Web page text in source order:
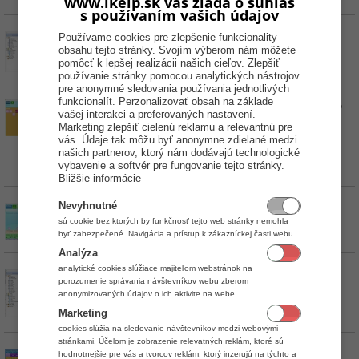
Použitie fiskálnej tlačiarne ako bonovačky
V tomto návode je popísané nastavenie fiskálnej tlačiarne ako
bonovačky.Viac...
Tvorba objednávok tovaru pre centrálu priamo zo
synchronizovanej databázy iKelp Predajca -
dotykový predaj
Článok popisuje prácu s dodávateľskými objednávkami
vytváranými na POS Pokladni a následne naskladnenie tovaru
priamo z objednávky. Viac...
Zmena zaradenia kategórií tovarov
Článok popisuje možnosť dodatočnej zmeny zaradenia
skladových kategórií.Viac...
Kombinovanie kladných a záporných položiek na
doklade
Článok popisuje úpravu nastavenia pre možnosť kombinovania
kladných a záporných položiek na dokladoch. Viac...
Hlásenie aplikácie: Aktivovaná požiadavka na
s používaním vašich údajov
Používame cookies pre zlepšenie funkcionality
obsahu tejto stránky. Svojím výberom nám môžete
pomôcť k lepšej realizácii našich cieľov. Zlepšiť
používanie stránky pomocou analytických nástrojov
pre anonymné sledovania používania jednotlivých
funkcionalít. Perzonalizovať obsah na základe
vašej interakci a preferovaných nastavení.
Marketing zlepšiť cielenú reklamu a relevantnú pre
vás. Údaje tak môžu byť anonymne zdielané medzi
našich partnerov, ktorý nám dodávajú technologické
vybavenie a softvér pre fungovanie tejto stránky.
Bližšie informácie
Nevyhnutné
sú cookie bez ktorých by funkčnosť tejto web stránky nemohla
byť zabezpečené. Navigácia a prístup k zákazníckej časti webu.
Analýza
analytické cookies slúžiace majiteľom webstránok na
porozumenie správania návštevníkov webu zberom
anonymizovaných údajov o ich aktivite na webe.
Marketing
cookies slúžia na sledovanie návštevníkov medzi webovými
stránkami. Účelom je zobrazenie relevatných reklám, ktoré sú
hodnotnejšie pre vás a tvorcov reklám, ktorý inzerujú na týchto a